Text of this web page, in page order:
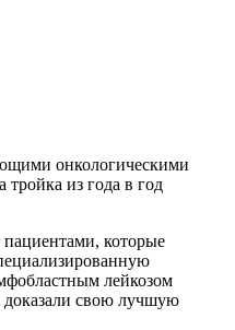
онкологическими
из года в год
пациентами, которые
лейкозом
доказали свою лучшую